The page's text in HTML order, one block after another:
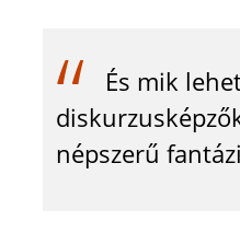
És mik
népszerű